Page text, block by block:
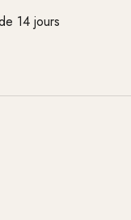
14 jours